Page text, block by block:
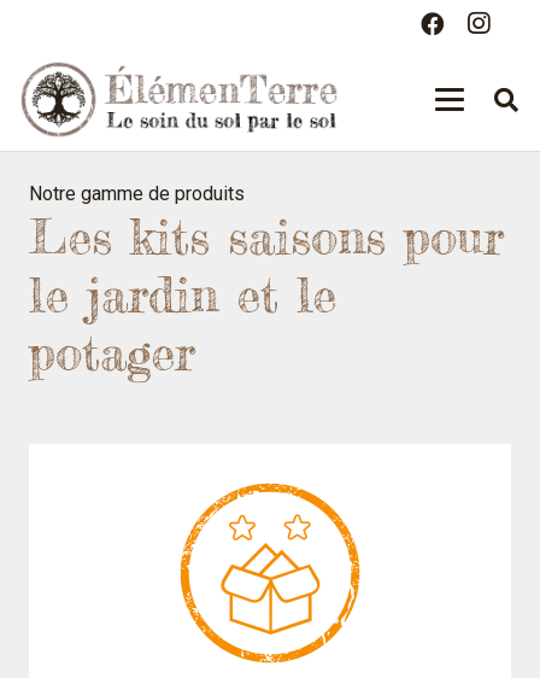
Notre gamme de produits
Les kits saisons pour
le jardin et le
potager